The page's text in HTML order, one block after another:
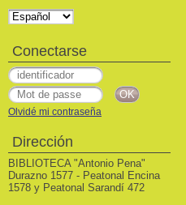
Conectarse
Olvidé mi contraseña
Dirección
BIBLIOTECA "Antonio Pena"
Durazno 1577 - Peatonal Encina
1578 y Peatonal Sarandí 472